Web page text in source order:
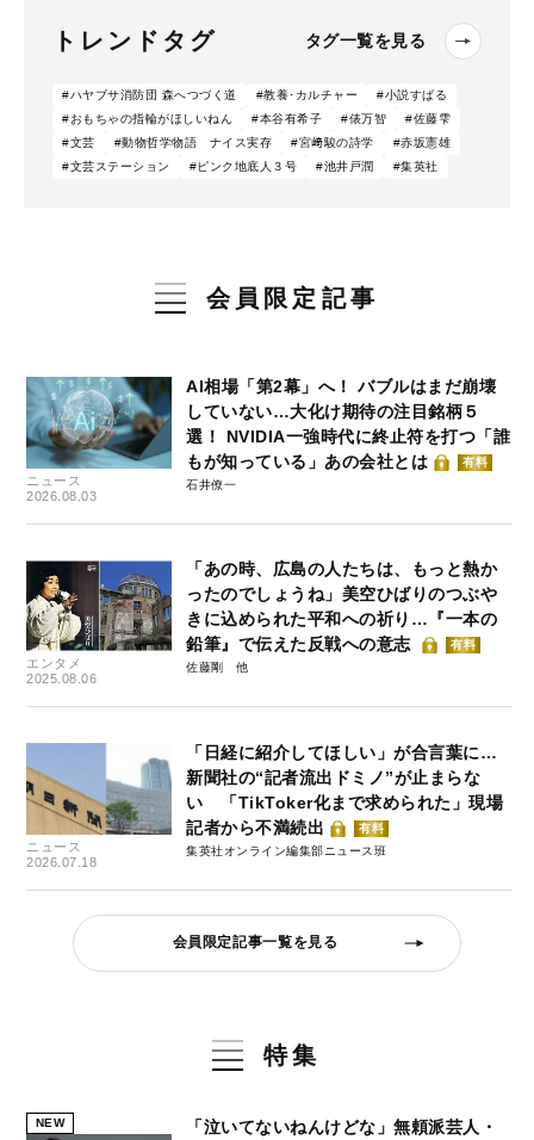
トレンドタグ タグ一覧を見る
#ハヤブサ消防団 森へつづく道 #教養･カルチャー
#小説すばる
#おもちゃの指輪がほしいねん
#本谷有希子 #俵万智
#佐藤雫
#文芸
#動物哲学物語 ナイス実存 #宮﨑駿の詩学
#赤坂憲雄
#文芸ステーション
#ピンク地底人３号 #池井戸潤 #集英社
会員限定記事
ニュース
2026.08.03
AI相場「第2幕」へ！ バブルはまだ崩壊
していない…大化け期待の注目銘柄５
選！ NVIDIA一強時代に終止符を打つ「誰
もが知っている」あの会社とは
有料
石井僚一
エンタメ
2025.08.06
「あの時、広島の人たちは、もっと熱か
ったのでしょうね」美空ひばりのつぶや
きに込められた平和への祈り…『一本の
鉛筆』で伝えた反戦への意志
有料
佐藤剛
ニュース
2026.07.18
「日経に紹介してほしい」が合言葉に…
新聞社の“記者流出ドミノ”が止まらな
い 「TikToker化まで求められた」現場
記者から不満続出
有料
集英社オンライン編集部ニュース班
会員限定記事一覧を見る
特集
NEW
「泣いてないねんけどな」無頼派芸人・